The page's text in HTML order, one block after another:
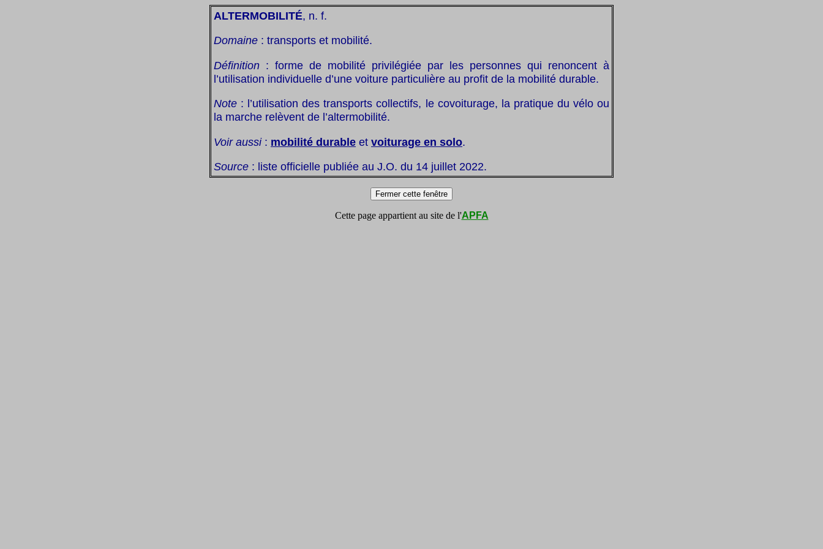
ALTERMOBILITÉ, n. f.
Domaine : transports et mobilité.
Définition : forme de mobilité privilégiée par les personnes qui renoncent à
l’utilisation individuelle d’une voiture particulière au profit de la mobilité durable.
Note : l’utilisation des transports collectifs, le covoiturage, la pratique du vélo ou
la marche relèvent de l’altermobilité.
Voir aussi: mobilité durable et voiturage en solo.
Source : liste officielle publiée au J.O. du 14 juillet 2022.
Cette page appartient au site de l'APFA